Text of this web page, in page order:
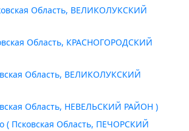
Область, ВЕЛИКОЛУКСКИЙ
Область, КРАСНОГОРОДСКИЙ
Область, ВЕЛИКОЛУКСКИЙ
Область, НЕВЕЛЬСКИЙ РАЙОН )
( Псковская Область, ПЕЧОРСКИЙ